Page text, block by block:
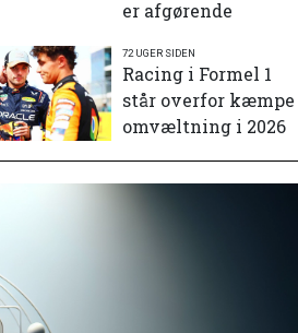
er afgørende
72 UGER SIDEN
Racing i Formel 1
står overfor kæmpe
omvæltning i 2026